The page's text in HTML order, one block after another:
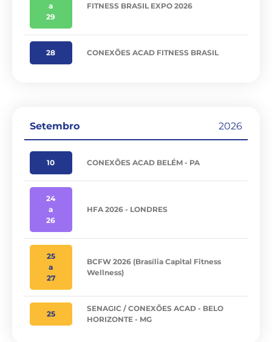
a
29
FITNESS BRASIL EXPO 2026
28 CONEXÕES ACAD FITNESS BRASIL
Setembro 2026
10 CONEXÕES ACAD BELÉM - PA
24
a
26
HFA 2026 - LONDRES
25
a
27
BCFW 2026 (Brasília Capital Fitness
Wellness)
25
SENAGIC / CONEXÕES ACAD - BELO
HORIZONTE - MG